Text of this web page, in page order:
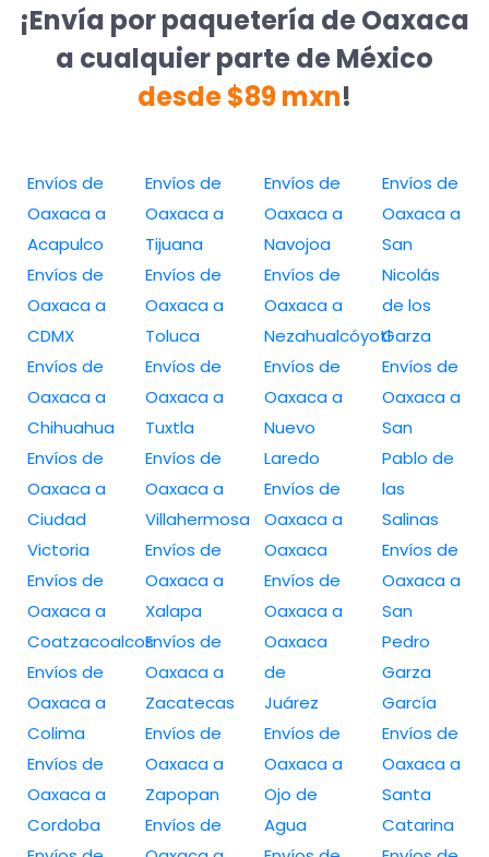
¡Envía por paquetería de Oaxaca
a cualquier parte de México
desde $89 mxn!
Envíos de
Oaxaca a
Acapulco
Envíos de
Oaxaca a
CDMX
Envíos de
Oaxaca a
Chihuahua
Envíos de
Oaxaca a
Ciudad
Victoria
Envíos de
Oaxaca a
Coatzacoalcos
Envíos de
Oaxaca a
Colima
Envíos de
Oaxaca a
Cordoba
Envíos de
Oaxaca a
Tijuana
Envíos de
Oaxaca a
Toluca
Envíos de
Oaxaca a
Tuxtla
Envíos de
Oaxaca a
Villahermosa
Envíos de
Oaxaca a
Xalapa
Envíos de
Oaxaca a
Zacatecas
Envíos de
Oaxaca a
Zapopan
Envíos de
Envíos de
Oaxaca a
Navojoa
Envíos de
Oaxaca a
Nezahualcóyotl
Envíos de
Oaxaca a
Nuevo
Laredo
Envíos de
Oaxaca a
Oaxaca
Envíos de
Oaxaca a
Oaxaca
de
Juárez
Envíos de
Oaxaca a
Ojo de
Agua
Envíos de
Oaxaca a
San
Nicolás
de los
Garza
Envíos de
Oaxaca a
San
Pablo de
las
Salinas
Envíos de
Oaxaca a
San
Pedro
Garza
García
Envíos de
Oaxaca a
Santa
Catarina